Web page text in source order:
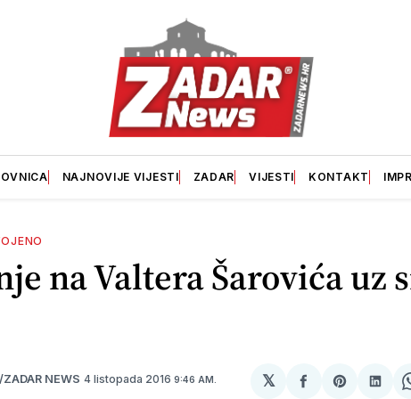
NAJNOVIJE VIJESTI ZADAR VIJESTI KONTAKT
na Valtera Šarovića uz
NEWS 4 listopada 2016 9:46 AM. 𝕏
podijeliShare